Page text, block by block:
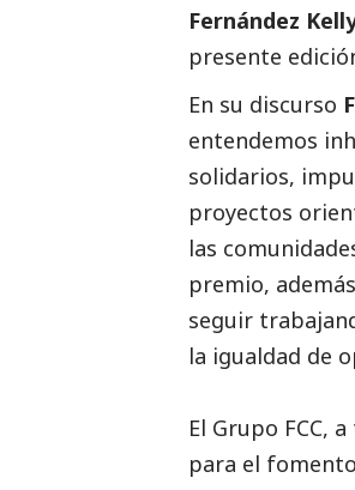
Fernández
presente
En su discurso
entendemos
solidarios,
proyectos
las
premio,
seguir
la igualdad de
El Grupo FCC,
para el